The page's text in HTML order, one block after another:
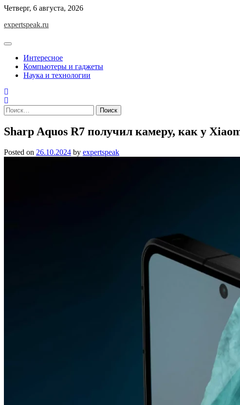
Skip
content
Четверг, 6 августа, 2026
expertspeak.ru
Интересное
Компьютеры и гаджеты
Наука и технологии
Найти:
Sharp Aquos R7 получил камеру, как у
Posted on 26.10.2024 by expertspeak